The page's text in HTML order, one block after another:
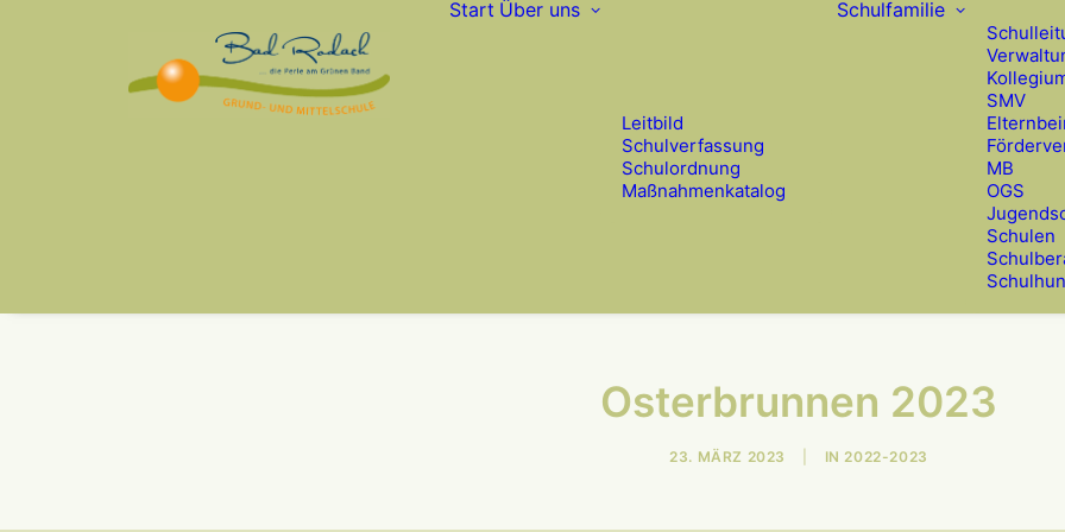
Start Über uns
Leitbild
Schulverfassung
Schulordnung
Maßnahmenkatalog
Schulfamilie
SMV
MB
OGS
Schulen
Osterbrunnen 2023
23. MÄRZ 2023 IN2022-2023